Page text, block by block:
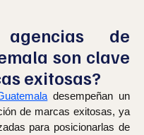
de
son clave
exitosas?
desempeñan un
de marcas exitosas, ya
para posicionarlas de